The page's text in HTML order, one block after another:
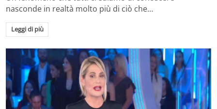
nasconde in realtà molto più di ciò che…
Leggi di più